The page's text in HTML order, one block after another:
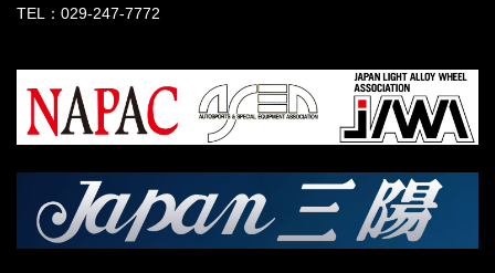
TEL：029-247-7772